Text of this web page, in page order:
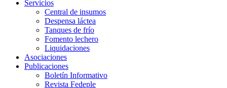
Servicios
Central de insumos
Despensa láctea
Tanques de frío
Fomento lechero
Liquidaciones
Asociaciones
Publicaciones
Boletín Informativo
Revista Fedeple